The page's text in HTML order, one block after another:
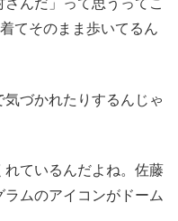
んだ」って思うってこ
てそのまま歩いてるん
気づかれたりするんじゃ
れているんだよね。佐藤
ムのアイコンがドーム